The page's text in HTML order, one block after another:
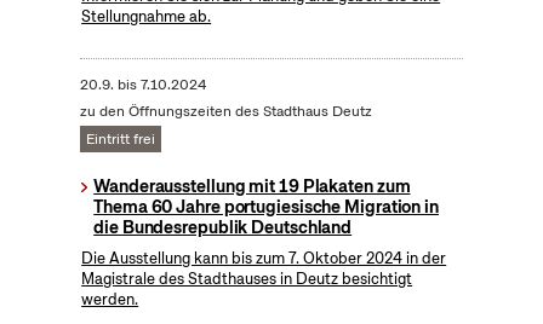
Stellungnahme ab.
20.9. bis7.10.2024
zu den Öffnungszeiten des Stadthaus Deutz
Eintritt frei
Wanderausstellung mit 19 Plakaten zum
Thema 60 Jahre portugiesische Migration in
die Bundesrepublik Deutschland
Die Ausstellung kann bis zum 7. Oktober 2024 in der
Magistrale des Stadthauses in Deutz besichtigt
werden.